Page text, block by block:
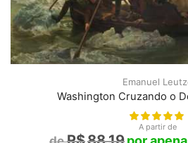
Emanuel
Washington Cruzando o
A partir de